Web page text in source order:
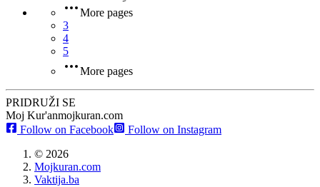
More pages
3
4
5
More pages
PRIDRUŽI SE
Moj Kur'anmojkuran.com
Follow on Facebook
Follow on Instagram
© 2026
Mojkuran.com
Vaktija.ba